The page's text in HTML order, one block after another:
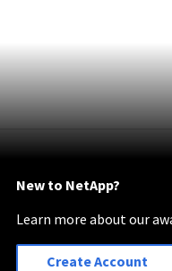
New to NetApp?
Learn more about our
Create Account